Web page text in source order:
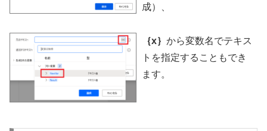
成）、
｛x｝ から変数名でテキス
トを指定することもでき
ます。